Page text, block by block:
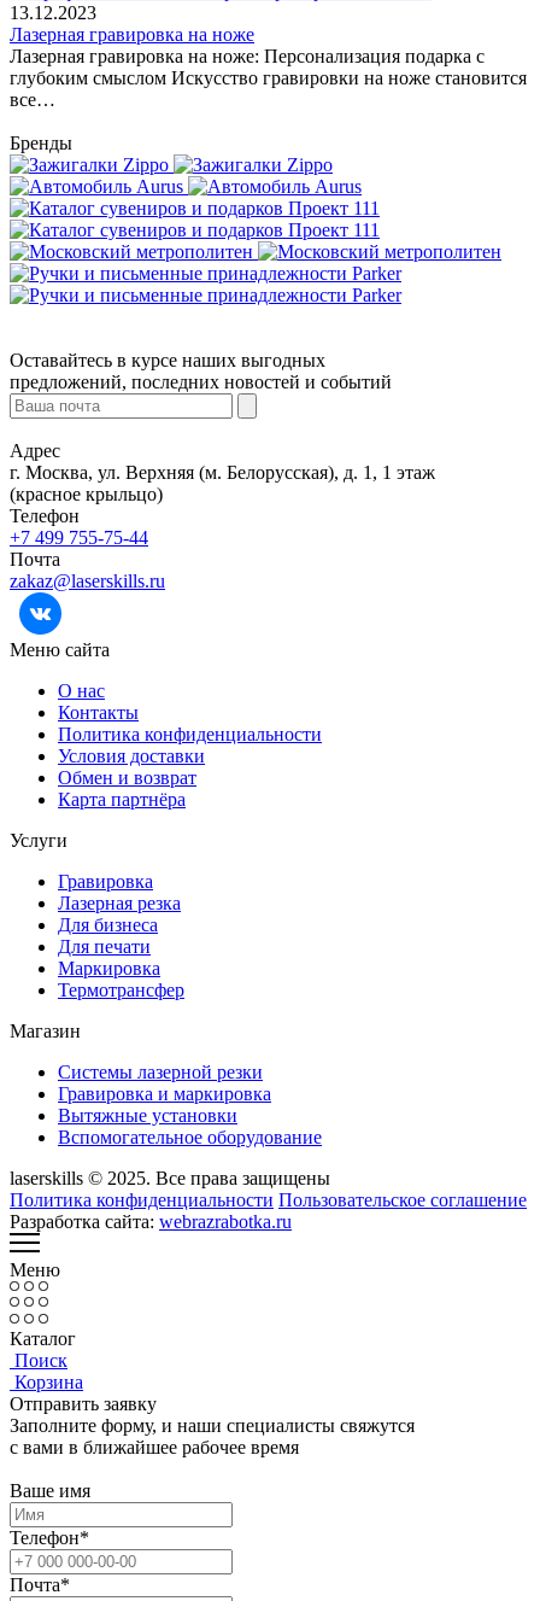
13.12.2023
Лазерная гравировка на ноже
Лазерная гравировка на ноже: Персонализация подарка с
глубоким смыслом Искусство гравировки на ноже становится
все…
Бренды
Оставайтесь в курсе наших выгодных
предложений, последних новостей и событий
Адрес
г. Москва, ул. Верхняя (м. Белорусская), д. 1, 1 этаж
(красное крыльцо)
Телефон
+7 499 755-75-44
Почта
zakaz@laserskills.ru
Меню сайта
О нас
Контакты
Политика конфиденциальности
Условия доставки
Обмен и возврат
Карта партнёра
Услуги
Гравировка
Лазерная резка
Для бизнеса
Для печати
Маркировка
Термотрансфер
Магазин
Системы лазерной резки
Гравировка и маркировка
Вытяжные установки
Вспомогательное оборудование
laserskills © 2025. Все права защищены
Политика конфиденциальности Пользовательское соглашение
Разработка сайта: webrazrabotka.ru
Меню
Каталог
Поиск
Корзина
Отправить заявку
Заполните форму, и наши специалисты свяжутся
с вами в ближайшее рабочее время
Ваше имя
Телефон*
Почта*